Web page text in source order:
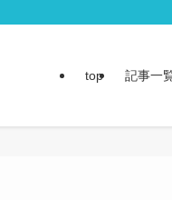
top 記事一